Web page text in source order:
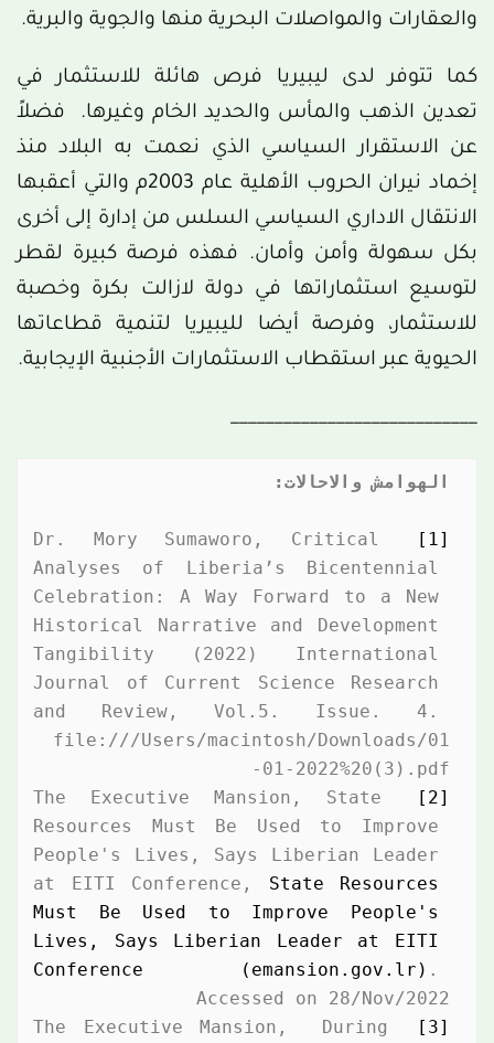
والعقارات والمواصلات البحرية منها والجوية والبرية.
كما تتوفر لدى ليبيريا فرص هائلة للاستثمار في
تعدين الذهب والمأس والحديد الخام وغيرها. فضلاً
عن الاستقرار السياسي الذي نعمت به البلاد منذ
إخماد نيران الحروب الأهلية عام 2003م والتي أعقبها
الانتقال الاداري السياسي السلس من إدارة إلى أخرى
بكل سهولة وأمن وأمان. فهذه فرصة كبيرة لقطر
لتوسيع استثماراتها في دولة لازالت بكرة وخصبة
للاستثمار، وفرصة أيضا لليبيريا لتنمية قطاعاتها
الحيوية عبر استقطاب الاستثمارات الأجنبية الإيجابية.
____________________________
الهوامش والاحالات:
[1]
Dr. Mory Sumaworo, Critical
Analyses of Liberia’s Bicentennial
Celebration: A Way Forward to a New
Historical Narrative and Development
Tangibility (2022) International
Journal of Current Science Research
and Review, Vol.5. Issue. 4.
file:///Users/macintosh/Downloads/01
-01-2022%20(3).pdf
[2]
The Executive Mansion, State
Resources Must Be Used to Improve
People's Lives, Says Liberian Leader
at EITI Conference, State Resources
Must Be Used to Improve People's
Lives, Says Liberian Leader at EITI
Conference (emansion.gov.lr) .
Accessed on 28/Nov/2022
[3]
The Executive Mansion,  During